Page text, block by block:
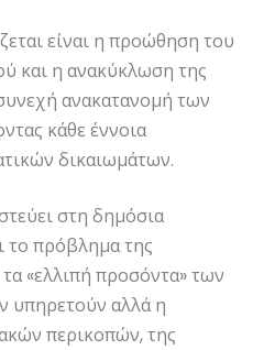
είναι η προώθηση του
και η ανακύκλωση της
ανακατανομή των
κάθε έννοια
δικαιωμάτων.
στη δημόσια
το πρόβλημα της
«ελλιπή προσόντα» των
υπηρετούν αλλά η
περικοπών, της